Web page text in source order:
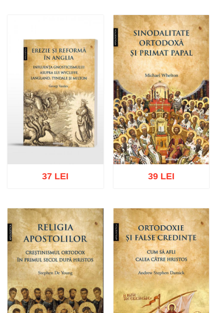
Adaugă în coș Wishlist
Adaugă în coș Wishlist
37 LEI
Adaugă în coș Wishlist
39 LEI